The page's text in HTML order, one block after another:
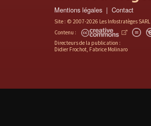
Mentions légales Contact
Site : © 2007-2026 Les Infostratèges SARL
Contenu :
Directeurs de la publication :
Didier Frochot, Fabrice Molinaro